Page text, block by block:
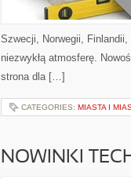
Szwecji, Norwegii,
niezwykłą atmosferę.
strona dla […]
CATEGORIES: MIASTA I
NOWINKI